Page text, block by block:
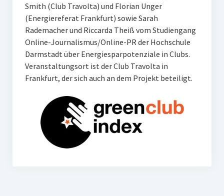
Infografik-Themengarten
Künstliche Intelligenz
17 Ziele
Wasserknappheit in Deutschland
Klimaneutrales Tanken
Zukunft der Bildung
Vom Trend zur Tonne
Smith (Club Travolta) und Florian Unger
(Energiereferat Frankfurt) sowie Sarah
Rademacher und Riccarda Theiß vom Studiengang
Online-Journalismus/Online-PR der Hochschule
Darmstadt über Energiesparpotenziale in Clubs.
Veranstaltungsort ist der Club Travolta in
Frankfurt, der sich auch an dem Projekt beteiligt.